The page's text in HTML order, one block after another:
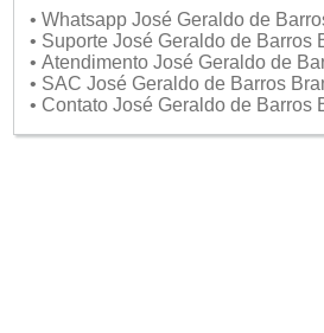
• Whatsapp José Geraldo de
• Suporte José Geraldo de Barros
• Atendimento José Geraldo de
• SAC José Geraldo de Barros
• Contato José Geraldo de Barros